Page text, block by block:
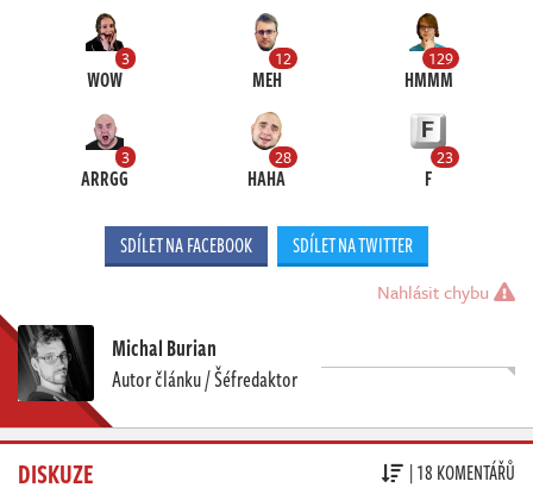
3
WOW
12
MEH
129
HMMM
3
ARRGG
28
HAHA
23
F
SDÍLET NA FACEBOOK SDÍLET NA TWITTER
Nahlásit chybu
Michal Burian
Autor článku / Šéfredaktor
DISKUZE | 18 KOMENTÁŘŮ